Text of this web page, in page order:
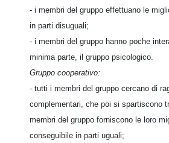
- i membri del gruppo effettuano le
in parti disuguali;
- i membri del gruppo hanno poche
minima parte, il gruppo psicologico.
Gruppo cooperativo:
- tutti i membri del gruppo cercano di
complementari, che poi si spartiscono
membri del gruppo forniscono le loro
conseguibile in parti uguali;